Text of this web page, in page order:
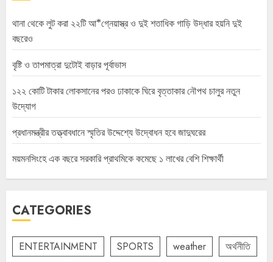
থানা থেকে লুট করা ২২টি আ*গ্নেয়াস্ত্র ও দুই শতাধিক গাড়ি উদ্ধার হয়নি দুই
বছরেও
বৃষ্টি ও তাপমাত্রা দুটোই বাড়ার পূর্বাভাস
১২২ কোটি টাকার লোকসানের পরও ঢাকাকে ঘিরে বৃত্তাকার নৌপথ চালুর নতুন
উদ্যোগ
প্রধানমন্ত্রীর তত্ত্বাবধানে স্মৃতির উদ্দেশ্যে উদ্বোধন হবে জাদুঘরের
ময়মনসিংহে এক বছরে সরকারি প্রাথমিকে কমেছে ১ লাখের বেশি শিক্ষার্থী
CATEGORIES
ENTERTAINMENT SPORTS weather
অর্থনীতি